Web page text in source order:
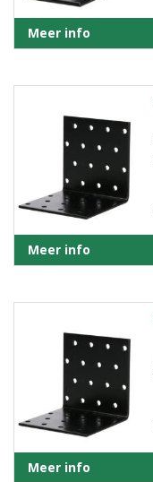
Meer info
Meer info
Meer info